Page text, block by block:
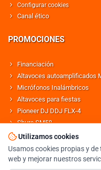
Configurar cookies
Canal ético
PROMOCIONES
Financiación
Altavoces autoamplificados
Micrófonos Inalámbricos
Altavoces para fiestas
Pioneer DJ DDJ FLX-4
Shure SM58
Altavoces Behringer
Utilizamos cookies
Usamos cookies propias y
web y mejorar nuestros